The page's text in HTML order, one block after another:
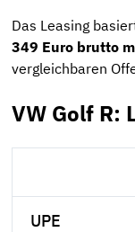
Das Leasing
349 Euro brutto
vergleichbaren
VW Golf R:
UPE